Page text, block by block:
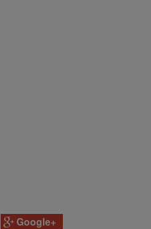
Google+